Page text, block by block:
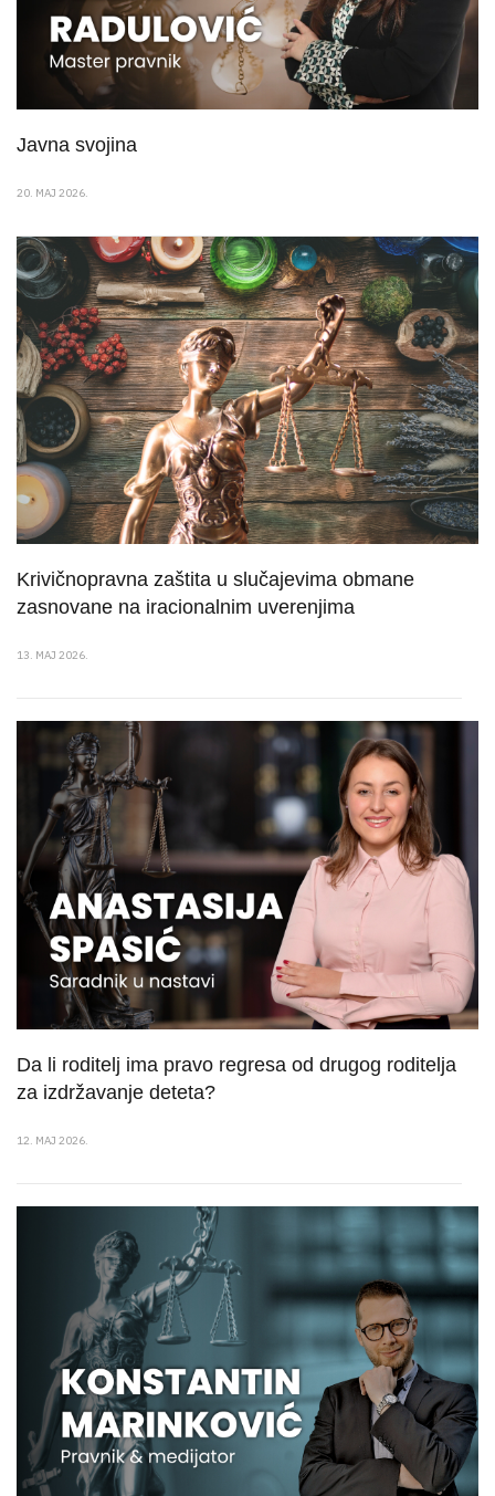
Javna svojina
20. MAJ 2026.
Krivičnopravna zaštita u slučajevima obmane
zasnovane na iracionalnim uverenjima
13. MAJ 2026.
Da li roditelj ima pravo regresa od drugog roditelja
za izdržavanje deteta?
12. MAJ 2026.